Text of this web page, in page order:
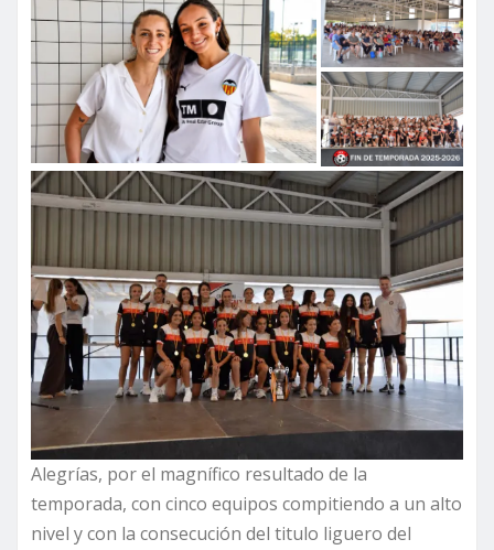
Alegrías, por el magnífico resultado de la
temporada, con cinco equipos compitiendo a un alto
nivel y con la consecución del titulo liguero del